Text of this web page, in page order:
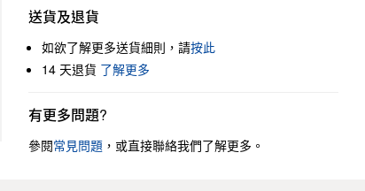
送貨及退貨
如欲了解更多送貨細則，請按此
14 天退貨 了解更多
有更多問題?
參閱常見問題 ，或直接聯絡我們了解更多。